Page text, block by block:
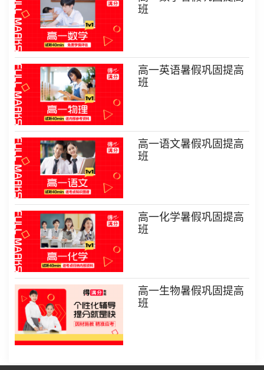
班
高一英语暑假巩固提高
班
高一语文暑假巩固提高
班
高一化学暑假巩固提高
班
高一生物暑假巩固提高
班